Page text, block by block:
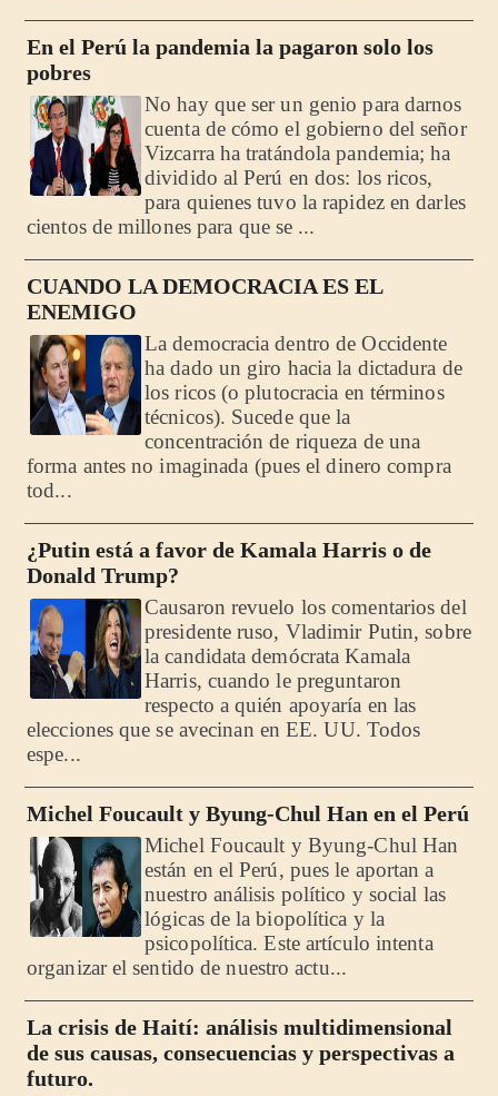
En el Perú la pandemia la pagaron solo los
pobres
No hay que ser un genio para darnos
cuenta de cómo el gobierno del señor
Vizcarra ha tratándola pandemia; ha
dividido al Perú en dos: los ricos,
para quienes tuvo la rapidez en darles
cientos de millones para que se ...
CUANDO LA DEMOCRACIA ES EL
ENEMIGO
La democracia dentro de Occidente
ha dado un giro hacia la dictadura de
los ricos (o plutocracia en términos
técnicos). Sucede que la
concentración de riqueza de una
forma antes no imaginada (pues el dinero compra
tod...
¿Putin está a favor de Kamala Harris o de
Donald Trump?
Causaron revuelo los comentarios del
presidente ruso, Vladimir Putin, sobre
la candidata demócrata Kamala
Harris, cuando le preguntaron
respecto a quién apoyaría en las
elecciones que se avecinan en EE. UU. Todos
espe...
Michel Foucault y Byung-Chul Han en el Perú
Michel Foucault y Byung-Chul Han
están en el Perú, pues le aportan a
nuestro análisis político y social las
lógicas de la biopolítica y la
psicopolítica. Este artículo intenta
organizar el sentido de nuestro actu...
La crisis de Haití: análisis multidimensional
de sus causas, consecuencias y perspectivas a
futuro.